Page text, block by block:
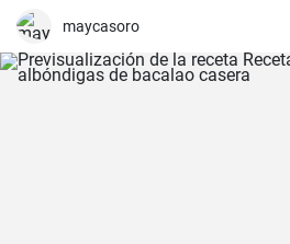
maycasoro